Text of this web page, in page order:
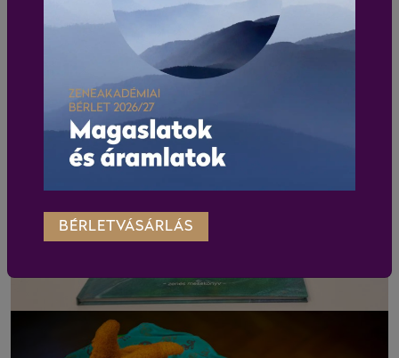
BÉRLETVÁSÁRLÁS